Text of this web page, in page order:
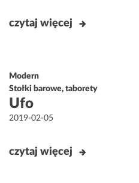
czytaj więcej
Modern
Stołki barowe, taborety
Ufo
Opublikowane
2019-02-05
czytaj więcej